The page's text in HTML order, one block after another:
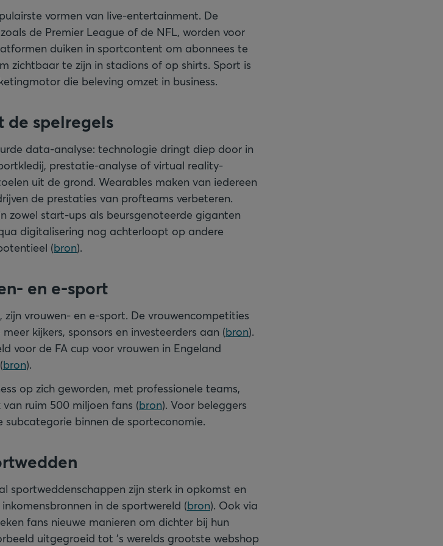
vormen van live-entertainment. De
de Premier League of de NFL, worden voor
duiken in sportcontent om abonnees te
zichtbaar te zijn in stadions of op shirts. Sport is
die beleving omzet in business.
de spelregels
data-analyse: technologie dringt diep door in
prestatie-analyse of virtual reality-
uit de grond. Wearables maken van iedereen
de prestaties van profteams verbeteren.
zowel start-ups als beursgenoteerde giganten
digitalisering nog achterloopt op andere
(bron).
en e-sport
vrouwen- en e-sport. De vrouwencompetities
kijkers, sponsors en investeerders aan (bron).
voor de FA cup voor vrouwen in Engeland
bron).
op zich geworden, met professionele teams,
ruim 500 miljoen fans (bron). Voor beleggers
binnen de sporteconomie.
sportweddenschappen zijn sterk in opkomst en
in de sportwereld (bron). Ook via
fans nieuwe manieren om dichter bij hun
uitgegroeid tot ’s werelds grootste webshop